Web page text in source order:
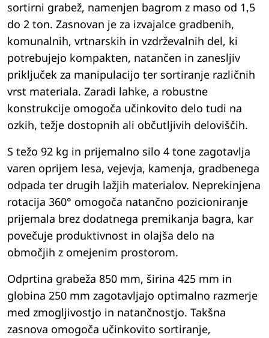
sortirni grabež, namenjen bagrom z maso od 1,5
do 2 ton. Zasnovan je za izvajalce gradbenih,
komunalnih, vrtnarskih in vzdrževalnih del, ki
potrebujejo kompakten, natančen in zanesljiv
priključek za manipulacijo ter sortiranje različnih
vrst materiala. Zaradi lahke, a robustne
konstrukcije omogoča učinkovito delo tudi na
ozkih, težje dostopnih ali občutljivih deloviščih.
S težo 92 kg in prijemalno silo 4 tone zagotavlja
varen oprijem lesa, vejevja, kamenja, gradbenega
odpada ter drugih lažjih materialov. Neprekinjena
rotacija 360° omogoča natančno pozicioniranje
prijemala brez dodatnega premikanja bagra, kar
povečuje produktivnost in olajša delo na
območjih z omejenim prostorom.
Odprtina grabeža 850 mm, širina 425 mm in
globina 250 mm zagotavljajo optimalno razmerje
med zmogljivostjo in natančnostjo. Takšna
zasnova omogoča učinkovito sortiranje,